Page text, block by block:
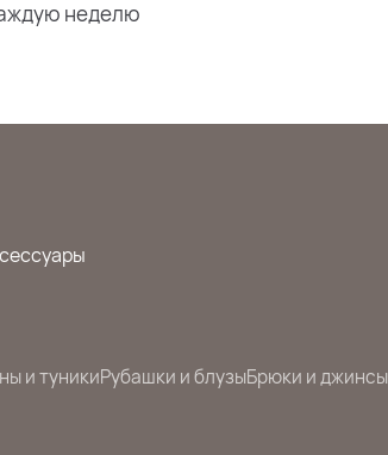
неделю
и туникиРубашки и блузыБрюки и джинсы